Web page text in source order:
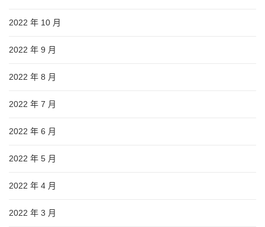
2022 年 10 月
2022 年 9 月
2022 年 8 月
2022 年 7 月
2022 年 6 月
2022 年 5 月
2022 年 4 月
2022 年 3 月